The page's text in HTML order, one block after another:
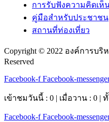
การรับฟังความคิดเห็
คู่มือสำหรับประชาชน
สถานที่ท่องเที่ยว
Copyright © 2022 องค์การบริ
Reserved
Facebook-f Facebook-
เข้าชมวันนี้ : 0 | เมื่อวาน : 0 |
Facebook-f Facebook-